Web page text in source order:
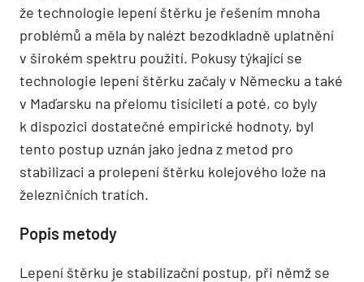
že technologie lepení štěrku je řešením mnoha
problémů a měla by nalézt bezodkladně uplatnění
v širokém spektru použití. Pokusy týkající se
technologie lepení štěrku začaly v Německu a také
v Maďarsku na přelomu tisíciletí a poté, co byly
k dispozici dostatečné empirické hodnoty, byl
tento postup uznán jako jedna z metod pro
stabilizaci a prolepení štěrku kolejového lože na
železničních tratích.
Popis metody
Lepení štěrku je stabilizační postup, při němž se